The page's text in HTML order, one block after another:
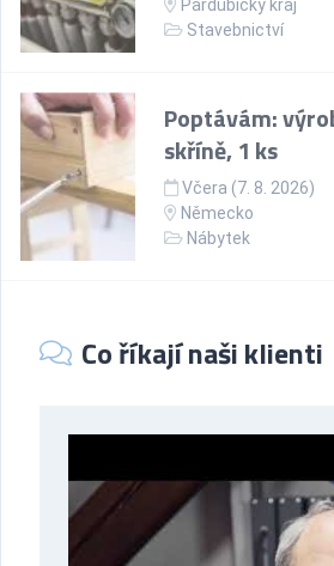
Pardubický kraj
Stavebnictví
Poptávám:
skříně, 1 ks
Včera (7. 8. 2026)
Německo
Nábytek
Co říkají naši klienti